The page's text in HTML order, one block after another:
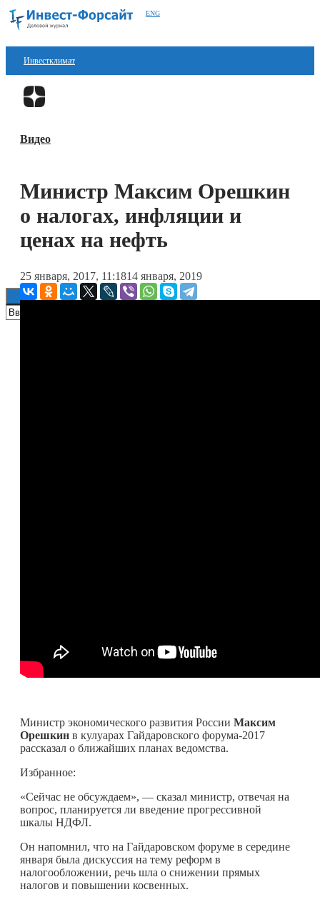
ENG
Инвестклимат
Финансы
Блокчейн
Видео
Министр Максим Орешкин
о налогах, инфляции и
ценах на нефть
25 января, 2017, 11:1814 января, 2019
Министр экономического развития России Максим
Орешкин в кулуарах Гайдаровского форума-2017
рассказал о ближайших планах ведомства.
Избранное:
«Сейчас не обсуждаем», — сказал министр, отвечая на
вопрос, планируется ли введение прогрессивной
шкалы НДФЛ.
Он напомнил, что на Гайдаровском форуме в середине
января была дискуссия на тему реформ в
налогообложении, речь шла о снижении прямых
налогов и повышении косвенных.